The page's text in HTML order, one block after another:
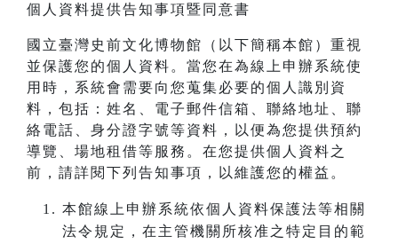
個人資料提供告知事項暨同意書
國立臺灣史前文化博物館（以下簡稱本館）重視
並保護您的個人資料。當您在為線上申辦系統使
用時，系統會需要向您蒐集必要的個人識別資
料，包括：姓名、電子郵件信箱、聯絡地址、聯
絡電話、身分證字號等資料，以便為您提供預約
導覽、場地租借等服務。在您提供個人資料之
前，請詳閱下列告知事項，以維護您的權益。
本館線上申辦系統依個人資料保護法等相關
法令規定，在主管機關所核准之特定目的範